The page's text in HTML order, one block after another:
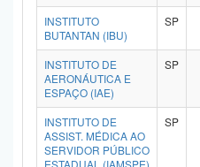
INSTITUTO
BUTANTAN (IBU)
SP
INSTITUTO DE
AERONÁUTICA E
ESPAÇO (IAE)
SP
INSTITUTO DE
ASSIST. MÉDICA AO
SERVIDOR PÚBLICO
ESTADUAL (IAMSPE)
SP